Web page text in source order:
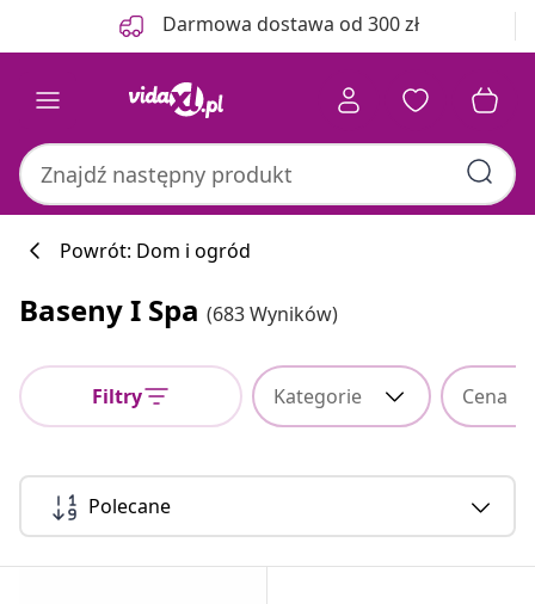
Darmowa dostawa od 300 zł
Powrót: Dom i ogród
Baseny I Spa (683 Wyników)
Filtry Kategorie Cena
Polecane